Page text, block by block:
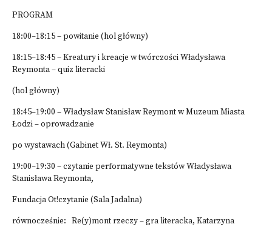
PROGRAM
18:00–18:15 – powitanie (hol główny)
18:15–18:45 – Kreatury i kreacje w twórczości Władysława
Reymonta – quiz literacki
(hol główny)
18:45–19:00 – Władysław Stanisław Reymont w Muzeum Miasta
Łodzi – oprowadzanie
po wystawach (Gabinet Wł. St. Reymonta)
19:00–19:30 – czytanie performatywne tekstów Władysława
Stanisława Reymonta,
Fundacja Ot!czytanie (Sala Jadalna)
równocześnie: Re(y)mont rzeczy – gra literacka, Katarzyna